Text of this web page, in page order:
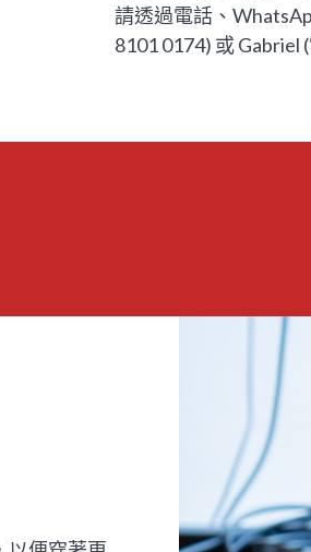
請透過電話、
8101 0174) 或 Gabriel